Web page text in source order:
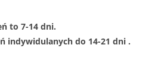
to 7-14 dni.
indywidulanych do 14-21 dni .